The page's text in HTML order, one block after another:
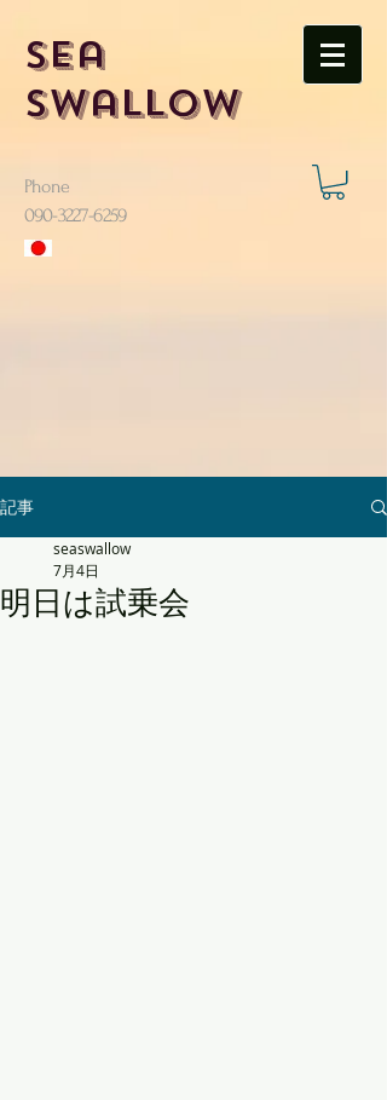
Sea
Swallow
Phone
​090-3227-6259
記事
明日は試乗会
seaswallow
7月4日